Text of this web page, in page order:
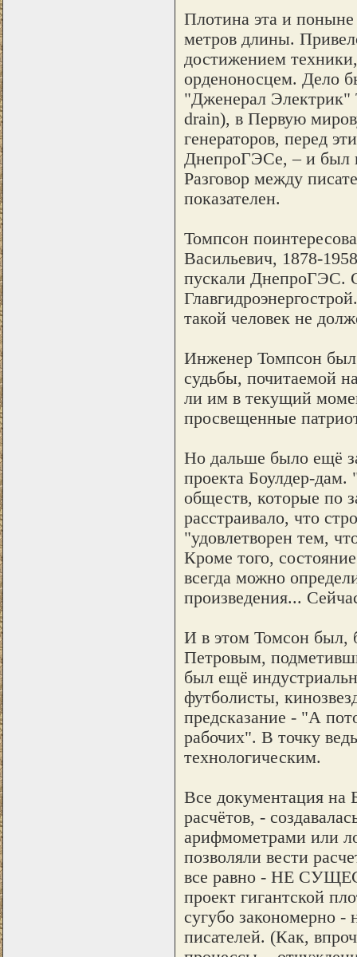
Плотина эта и
метров длины.
достижением
орденоносцем. Дело
"Дженерал Электрик"
drain), в Первую
генераторов, перед
ДнепроГЭСе, – и был
Разговор между
показателен.
Томпсон
Васильевич, 1878-
пускали ДнепроГЭС.
такой человек не
Инженер Томпсон был
судьбы, почитаемой
ли им в текущий
просвещенные
Но дальше было ещё
проекта Боулдер-
обществ, которые по
расстраивало, что
"удовлетворен тем,
Кроме того,
всегда можно
произведения...
И в этом Томсон был,
Петровым,
был ещё
футболисты,
предсказание - "А
рабочих". В точку
технологическим.
Все документация на
расчётов, -
арифмометрами или
позволяли вести
все равно - НЕ
проект гигантской
сугубо закономерно -
писателей. (Как,